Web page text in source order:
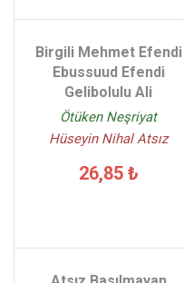
Birgili Mehmet Efendi
Ebussuud Efendi
Gelibolulu Ali
Ötüken Neşriyat
Hüseyin Nihal Atsız
26,85 ₺